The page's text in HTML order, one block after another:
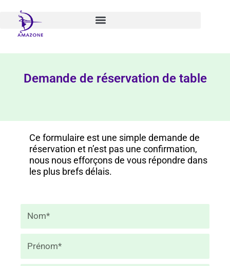
contenu
Demande de réservation de table
Ce formulaire est une simple demande de
réservation et n’est pas une confirmation,
nous nous efforçons de vous répondre dans
les plus brefs délais.